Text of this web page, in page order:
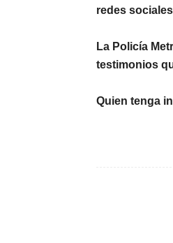
redes
La Policía
testimonios
Quien tenga